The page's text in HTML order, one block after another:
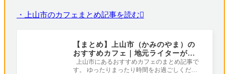
・上山市のカフェまとめ記事を読む
【まとめ】上山市（かみのやま）の
おすすめカフェ｜地元ライターが全
て行ってみました！
上山市にあるおすすめカフェのまとめ記事で
す。 ゆったりまったり時間をお過ごしくださ